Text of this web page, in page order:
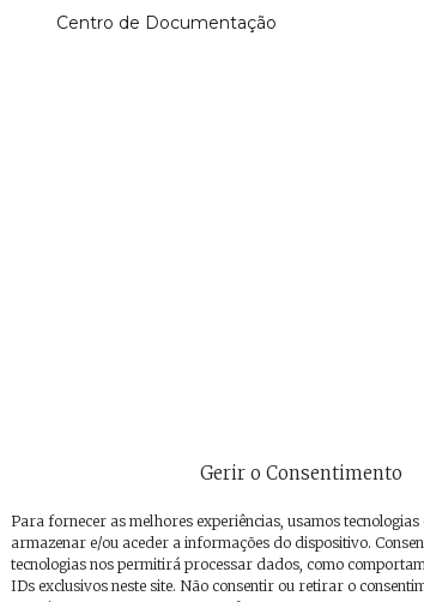
Gerir o Consentimento
Para fornecer as melhores experiências, usamos
armazenar e/ou aceder a informações do dispositivo.
tecnologias nos permitirá processar dados, como
IDs exclusivos neste site. Não consentir ou retirar o
Centro de Documentação